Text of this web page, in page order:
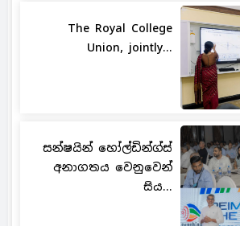
The Royal College
Union, jointly...
සන්ෂයින් හෝල්ඩින්ග්ස්
අනාගතය වෙනුවෙන්
සිය...